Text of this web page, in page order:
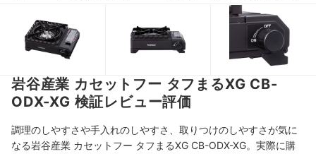
岩谷産業 カセットフー タフまるXG CB-
ODX-XG 検証レビュー評価
調理のしやすさや手入れのしやすさ、取りつけのしやすさが気に
なる岩谷産業 カセットフー タフまるXG CB-ODX-XG。実際に購